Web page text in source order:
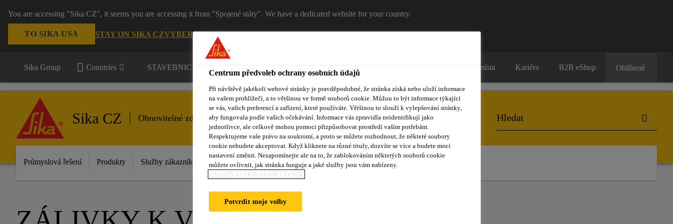
You are accessing "Sika CZ", it seems you are accessing it from "Spojené státy". We have a dedicated website for your country.
TO SIKA USA STAY ON SIKA CZVYBERTE STÁT
Sika Group Countries STAVEBNICTVÍ / PRŮMYSL Prodejní místa Kariéra B2B eShop Oblíbené
Sika CZ Obnovitelné zdroje energie
Průmyslová řešení Produkty Služby zákazníkům Dokumenty ke stažení O obnovitelných zdrojích energie
Centrum předvoleb ochrany osobních údajů
Při návštěvě jakékoli webové stránky je pravděpodobné, že stránka získá nebo uloží informace
na vašem prohlížeči, a to většinou ve formě souborů cookie. Můžou to být informace týkající
se vás, vašich preferencí a zařízení, které používáte. Většinou to slouží k vylepšování stránky,
aby fungovala podle vašich očekávání. Informace vás zpravidla neidentifikují jako
jednotlivce, ale celkově mohou pomoci přizpůsobovat prostředí vašim potřebám.
Respektujeme vaše právo na soukromí, a proto se můžete rozhodnout, že některé soubory
cookie nebudete akceptovat. Když kliknete na různé tituly, dozvíte se více a budete moci
nastavení změnit. Nezapomínejte ale na to, že zablokováním některých souborů cookie
můžete ovlivnit, jak stránka funguje a jaké služby jsou vám nabízeny.
ZÁSADY UCHOVÁVÁNÍ COOKIE
Potvrdit moje volby